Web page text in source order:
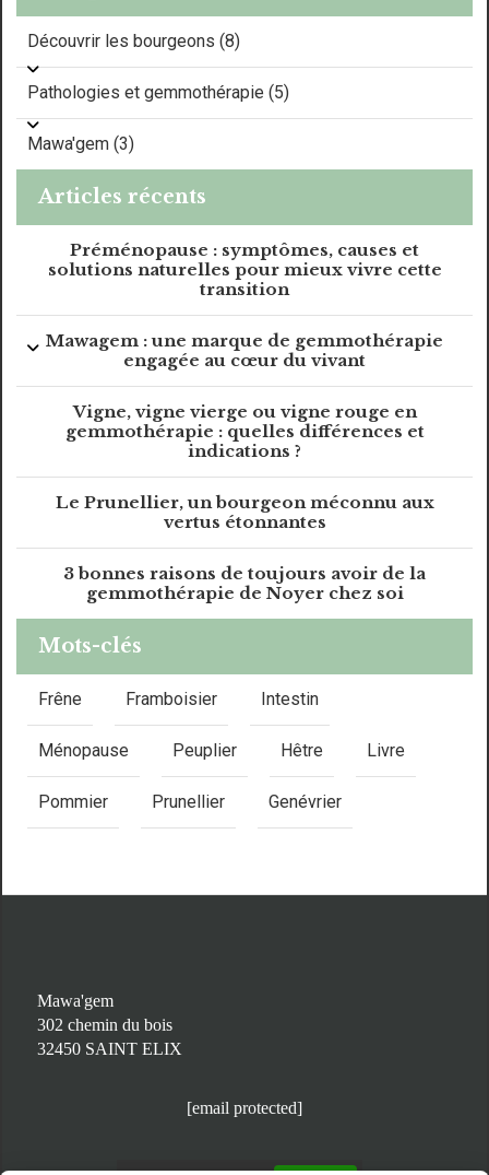
Découvrir les bourgeons (8)
Pathologies et gemmothérapie (5)
Mawa'gem (3)
Articles récents
Préménopause : symptômes, causes et
solutions naturelles pour mieux vivre cette
transition
Mawagem : une marque de gemmothérapie
engagée au cœur du vivant
Vigne, vigne vierge ou vigne rouge en
gemmothérapie : quelles différences et
indications ?
Le Prunellier, un bourgeon méconnu aux
vertus étonnantes
3 bonnes raisons de toujours avoir de la
gemmothérapie de Noyer chez soi
Mots-clés
Frêne Framboisier Intestin
Ménopause Peuplier Hêtre Livre
Pommier Prunellier Genévrier
Mawa'gem
302 chemin du bois
32450 SAINT ELIX
[email protected]